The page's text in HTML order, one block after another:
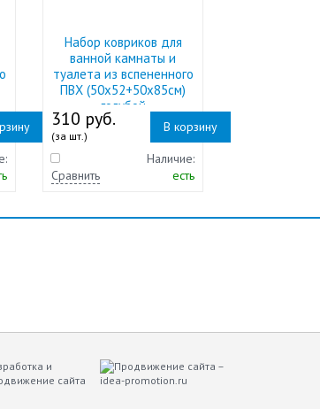
Набор ковриков для
ванной камнаты и
туалета из вспененного
ПВХ (50х52+50х85см)
голубой
310 руб.
(за шт.)
В корзину
Сравнить
Наличие:
есть
и
сайта